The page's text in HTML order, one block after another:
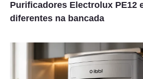
Purificadores Electrolux PE12
diferentes na bancada